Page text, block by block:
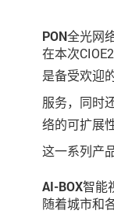
PON全光网
在本次
是备受欢迎
服务，同时
络的可扩展
这一系列产
AI-BOX智能
随着城市和